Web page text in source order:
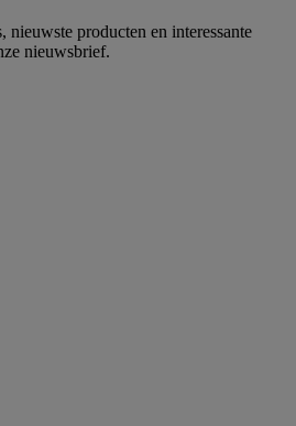
nieuwste producten en interessante
nieuwsbrief.